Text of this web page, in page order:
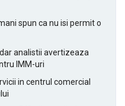
spun ca nu isi permit o
analistii avertizeaza
IMM-uri
in centrul comercial